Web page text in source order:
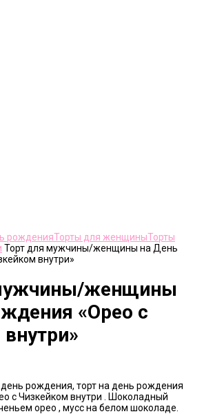
рожденияТорты для женщиныТорты
Торт для мужчины/женщины на День
внутри»
женщины
«Орео с
рождения, торт на день рождения
с Чизкейком внутри . Шоколадный
орео , мусс на белом шоколаде.